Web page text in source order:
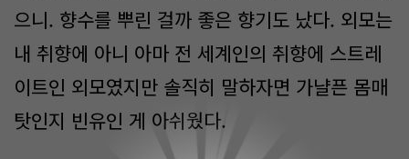
으니. 향수를 뿌린 걸까 좋은 향기도 났다. 외모는
내 취향에 아니 아마 전 세계인의 취향에 스트레
이트인 외모였지만 솔직히 말하자면 가냘픈 몸매
탓인지 빈유인 게 아쉬웠다.